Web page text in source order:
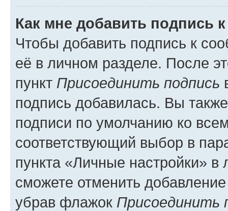
Как мне добавить подпись
Чтобы добавить подпись к
её в личном разделе. После
пункт Присоединить подпись
подпись добавилась. Вы
подписи по умолчанию ко
соответствующий выбор в
пункта «Личные настройки»
сможете отменить
убрав флажок Присоединить